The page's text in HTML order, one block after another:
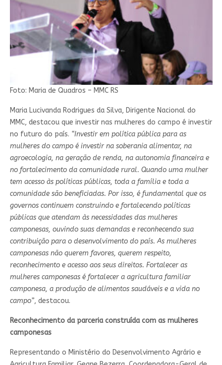
Foto: Maria de Quadros – MMC RS
Maria Lucivanda Rodrigues da Silva, Dirigente Nacional do
MMC, destacou que investir nas mulheres do campo é investir
no futuro do país. “Investir em política pública para as
mulheres do campo é investir na soberania alimentar, na
agroecologia, na geração de renda, na autonomia financeira e
no fortalecimento da comunidade rural. Quando uma mulher
tem acesso às políticas públicas, toda a família e toda a
comunidade são beneficiadas. Por isso, é fundamental que os
governos continuem construindo e fortalecendo políticas
públicas que atendam às necessidades das mulheres
camponesas, ouvindo suas demandas e reconhecendo sua
contribuição para o desenvolvimento do país. As mulheres
camponesas não querem favores, querem respeito,
reconhecimento e acesso aos seus direitos. Fortalecer as
mulheres camponesas é fortalecer a agricultura familiar
camponesa, a produção de alimentos saudáveis e a vida no
campo”, destacou.
Reconhecimento da parceria construída com as mulheres
camponesas
Representando o Ministério do Desenvolvimento Agrário e